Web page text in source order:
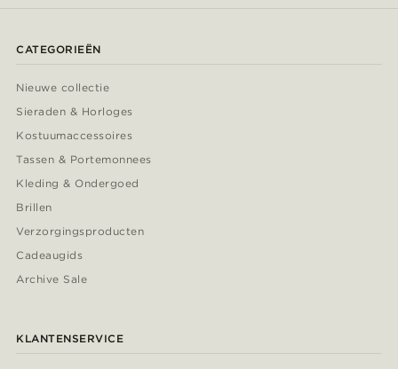
CATEGORIEËN
Nieuwe collectie
Sieraden & Horloges
Kostuumaccessoires
Tassen & Portemonnees
Kleding & Ondergoed
Brillen
Verzorgingsproducten
Cadeaugids
Archive Sale
KLANTENSERVICE